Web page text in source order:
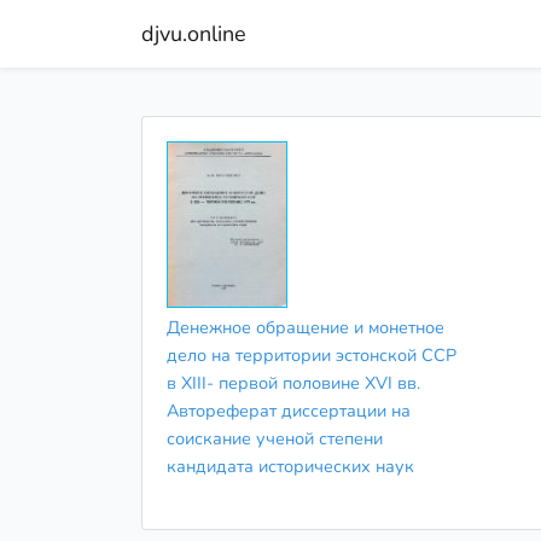
djvu.online
Денежное обращение и монетное
дело на территории эстонской ССР
в XIII- первой половине XVI вв.
Автореферат диссертации на
соискание ученой степени
кандидата исторических наук